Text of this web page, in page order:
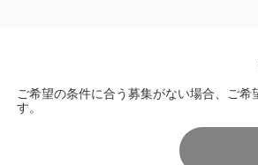
ご希望の条件に合う募集がない場合、ご
す。